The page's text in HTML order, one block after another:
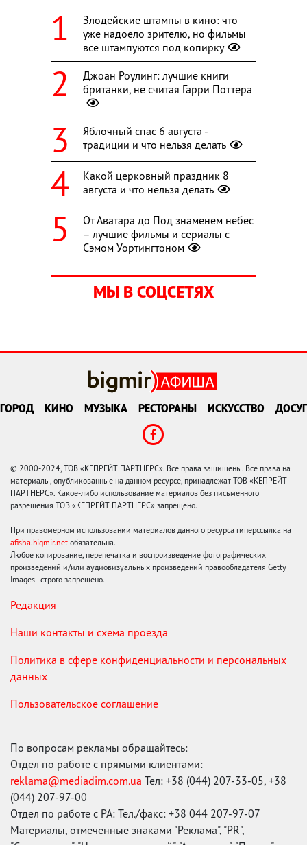
Злодейские штампы в кино: что
уже надоело зрителю, но фильмы
все штампуются под копирку
Джоан Роулинг: лучшие книги
британки, не считая Гарри Поттера
Яблочный спас 6 августа -
традиции и что нельзя делать
Какой церковный праздник 8
августа и что нельзя делать
От Аватара до Под знаменем небес
– лучшие фильмы и сериалы с
Сэмом Уортингтоном
МЫ В СОЦСЕТЯХ
ГОРОД КИНО МУЗЫКА РЕСТОРАНЫ ИСКУССТВО ДОСУГ
© 2000-2024, ТОВ «КЕПРЕЙТ ПАРТНЕРС». Все права защищены. Все права на
материалы, опубликованные на данном ресурсе, принадлежат ТОВ «КЕПРЕЙТ
ПАРТНЕРС». Какое-либо использование материалов без письменного
разрешения ТОВ «КЕПРЕЙТ ПАРТНЕРС» запрещено.
При правомерном использовании материалов данного ресурса гиперссылка на
afisha.bigmir.net обязательна.
Любое копирование, перепечатка и воспроизведение фотографических
произведений и/или аудиовизуальных произведений правообладателя Getty
Images - строго запрещено.
Редакция
Наши контакты и схема проезда
Политика в сфере конфиденциальности и персональных
данных
Пользовательское соглашение
По вопросам рекламы обращайтесь:
Отдел по работе с прямыми клиентами:
reklama@mediadim.com.ua Тел: +38 (044) 207-33-05, +38
(044) 207-97-00
Отдел по работе с РА: Тел./факс: +38 044 207-97-07
Материалы, отмеченные знаками "Реклама", "PR",